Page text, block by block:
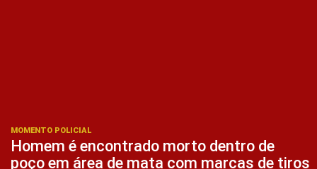
MOMENTO POLICIAL
Homem é encontrado morto dentro de
poço em área de mata com marcas de tiros